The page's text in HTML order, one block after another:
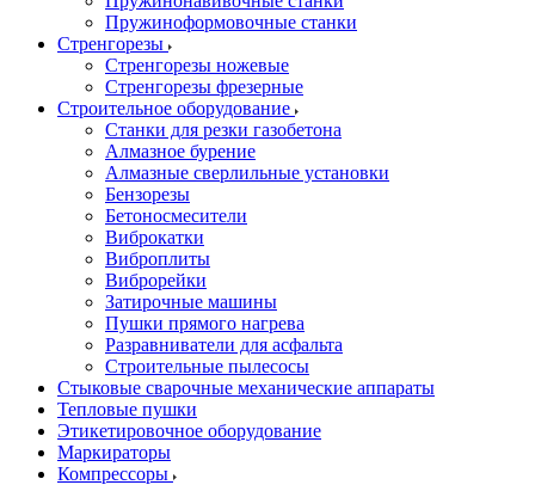
Пружиноформовочные станки
Стренгорезы
Стренгорезы ножевые
Стренгорезы фрезерные
Строительное оборудование
Станки для резки газобетона
Алмазное бурение
Алмазные сверлильные установки
Бензорезы
Бетоносмесители
Виброкатки
Виброплиты
Виброрейки
Затирочные машины
Пушки прямого нагрева
Разравниватели для асфальта
Строительные пылесосы
Стыковые сварочные механические аппараты
Тепловые пушки
Этикетировочное оборудование
Маркираторы
Компрессоры